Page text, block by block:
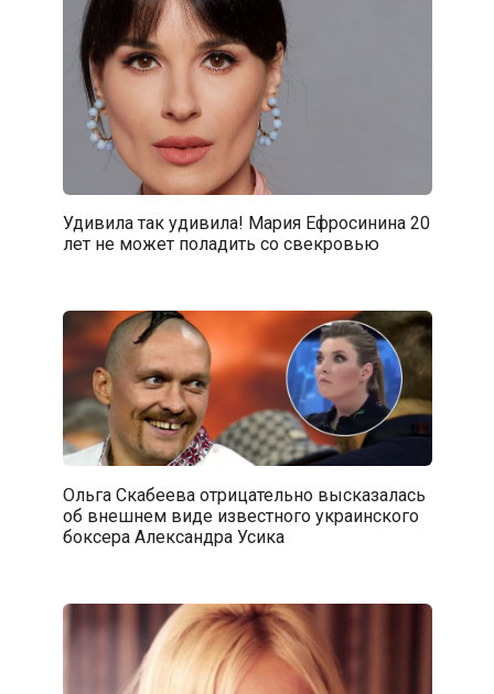
Удивила так удивила! Мария Ефросинина 20
лет не может поладить со свекровью
Ольга Скабеева отрицательно высказалась
об внешнем виде известного украинского
боксера Александра Усика